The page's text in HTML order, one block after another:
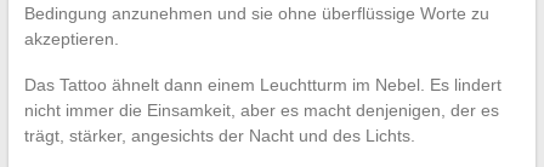
Bedingung anzunehmen und sie ohne überflüssige Worte zu
akzeptieren.
Das Tattoo ähnelt dann einem Leuchtturm im Nebel. Es lindert
nicht immer die Einsamkeit, aber es macht denjenigen, der es
trägt, stärker, angesichts der Nacht und des Lichts.